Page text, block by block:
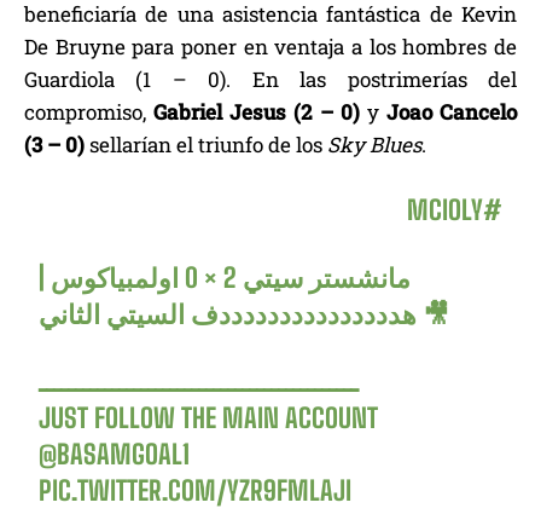
beneficiaría de una asistencia fantástica de Kevin
De Bruyne para poner en ventaja a los hombres de
Guardiola (1 – 0). En las postrimerías del
compromiso,Gabriel Jesus (2 – 0)y Joao Cancelo
(3 – 0)sellarían el triunfo de los Sky Blues.
#MCIOLY
مانشستر سيتي 2 × 0 اولمبياكوس |
هدددددددددددددددف السيتي الثاني 🎥
ــــــــــــــــــــــــــــــــــــــــــــ
JUST FOLLOW THE MAIN ACCOUNT
@BASAMGOAL1
PIC.TWITTER.COM/YZR9FMLAJI